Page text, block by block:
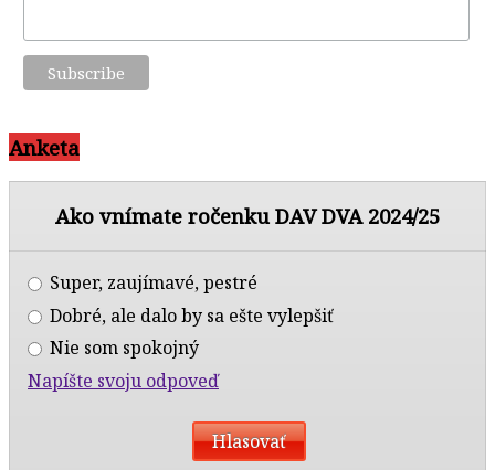
Anketa
Ako vnímate ročenku DAV DVA 2024/25
Super, zaujímavé, pestré
Dobré, ale dalo by sa ešte vylepšiť
Nie som spokojný
Napíšte svoju odpoveď